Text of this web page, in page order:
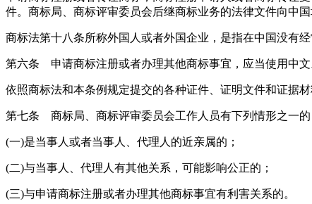
件。商标局、商标评审委员会后继商标业务的法律文件向中国
商标法第十八条所称外国人或者外国企业，是指在中国没有
第六条 申请商标注册或者办理其他商标事宜，应当使用中文
依照商标法和本条例规定提交的各种证件、证明文件和证据
第七条 商标局、商标评审委员会工作人员有下列情形之一
(一)是当事人或者当事人、代理人的近亲属的；
(二)与当事人、代理人有其他关系，可能影响公正的；
(三)与申请商标注册或者办理其他商标事宜有利害关系的。